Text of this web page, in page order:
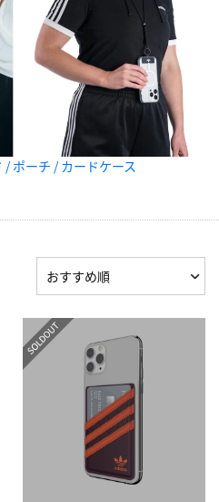
/ ポーチ / カードケース